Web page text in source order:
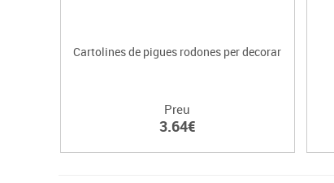
Cartolines de pigues rodones per decorar
Preu
3.64€